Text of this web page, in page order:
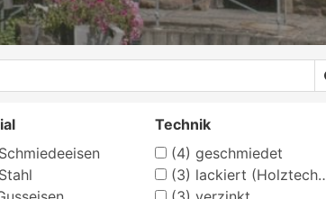
Schmiedeeisen
Stahl
Technik
(4) geschmiedet
(3) lackiert (Holztechnik)